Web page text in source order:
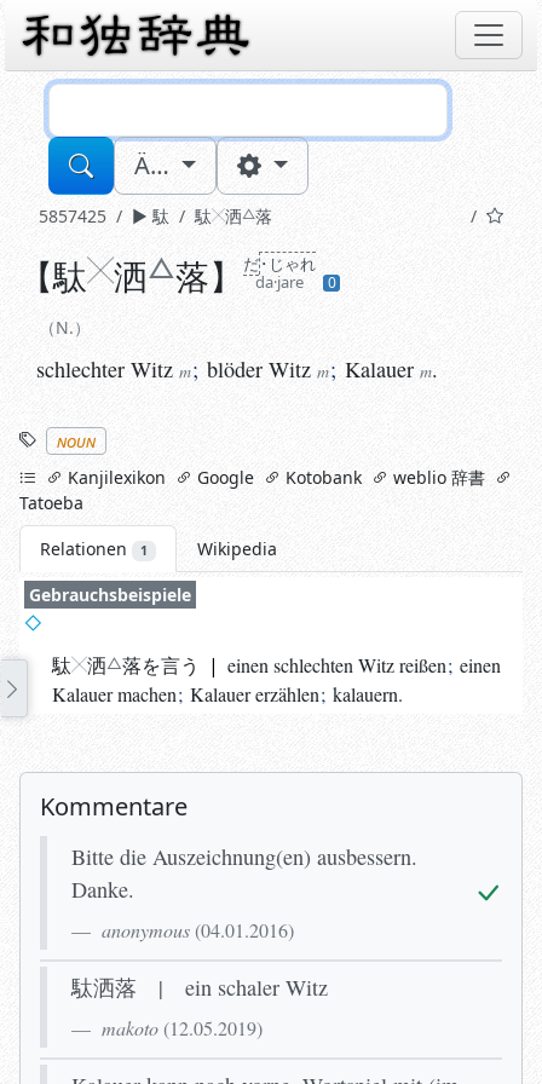
Ä…
5857425 駄 駄 洒 落
N.
【駄 洒 落】 だ･じゃれ
da·jare
0
N.
schlechter Witz m; blöder Witz m; Kalauer m.
Stichworte
noun
linksKanjilexikon Google Kotobank
weblio 辞書
Tatoeba
Relationen
1
Wikipedia
Gebrauchsbeispiele
駄 洒 落を言う | einen schlechten Witz reißen; einen
Kalauer machen; Kalauer erzählen; kalauern.
Kommentare
Bitte die Auszeichnung(en) ausbessern.
Danke.
anonymous (04.01.2016)
駄洒落 | ein schaler Witz
makoto (12.05.2019)